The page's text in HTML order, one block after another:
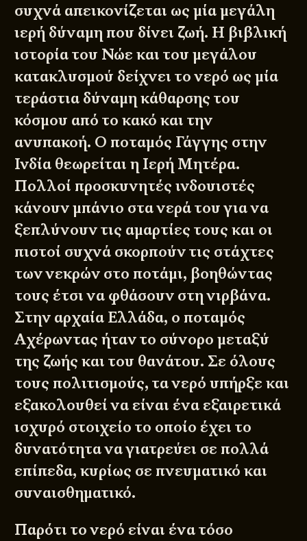
συχνά απεικονίζεται ως μία μεγάλη
ιερή δύναμη που δίνει ζωή. Η βιβλική
ιστορία του Νώε και του μεγάλου
κατακλυσμού δείχνει το νερό ως μία
τεράστια δύναμη κάθαρσης του
κόσμου από το κακό και την
ανυπακοή. Ο ποταμός Γάγγης στην
Ινδία θεωρείται η Ιερή Μητέρα.
Πολλοί προσκυνητές ινδουιστές
κάνουν μπάνιο στα νερά του για να
ξεπλύνουν τις αμαρτίες τους και οι
πιστοί συχνά σκορπούν τις στάχτες
των νεκρών στο ποτάμι, βοηθώντας
τους έτσι να φθάσουν στη νιρβάνα.
Στην αρχαία Ελλάδα, ο ποταμός
Αχέρωντας ήταν το σύνορο μεταξύ
της ζωής και του θανάτου. Σε όλους
τους πολιτισμούς, τα νερό υπήρξε και
εξακολουθεί να είναι ένα εξαιρετικά
ισχυρό στοιχείο το οποίο έχει το
δυνατότητα να γιατρεύει σε πολλά
επίπεδα, κυρίως σε πνευματικό και
συναισθηματικό.
Παρότι το νερό είναι ένα τόσο